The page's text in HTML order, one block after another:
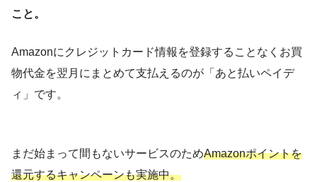
こと。
Amazonにクレジットカード情報を登録することなくお買
物代金を翌月にまとめて支払えるのが「あと払いペイデ
ィ」です。
まだ始まって間もないサービスのためAmazonポイントを
還元するキャンペーンも実施中。